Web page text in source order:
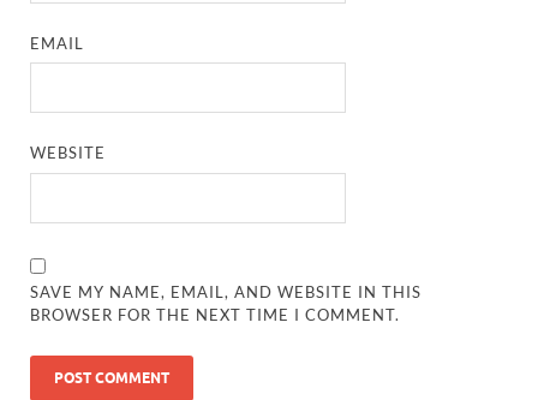
EMAIL
WEBSITE
SAVE MY NAME, EMAIL, AND WEBSITE IN THIS
BROWSER FOR THE NEXT TIME I COMMENT.